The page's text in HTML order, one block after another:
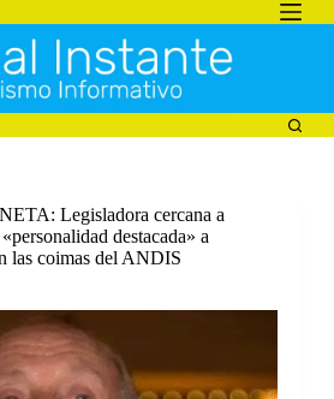
Legisladora cercana a
destacada» a
las coimas del ANDIS